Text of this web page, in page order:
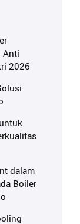
Anti
2026
dalam
Boiler